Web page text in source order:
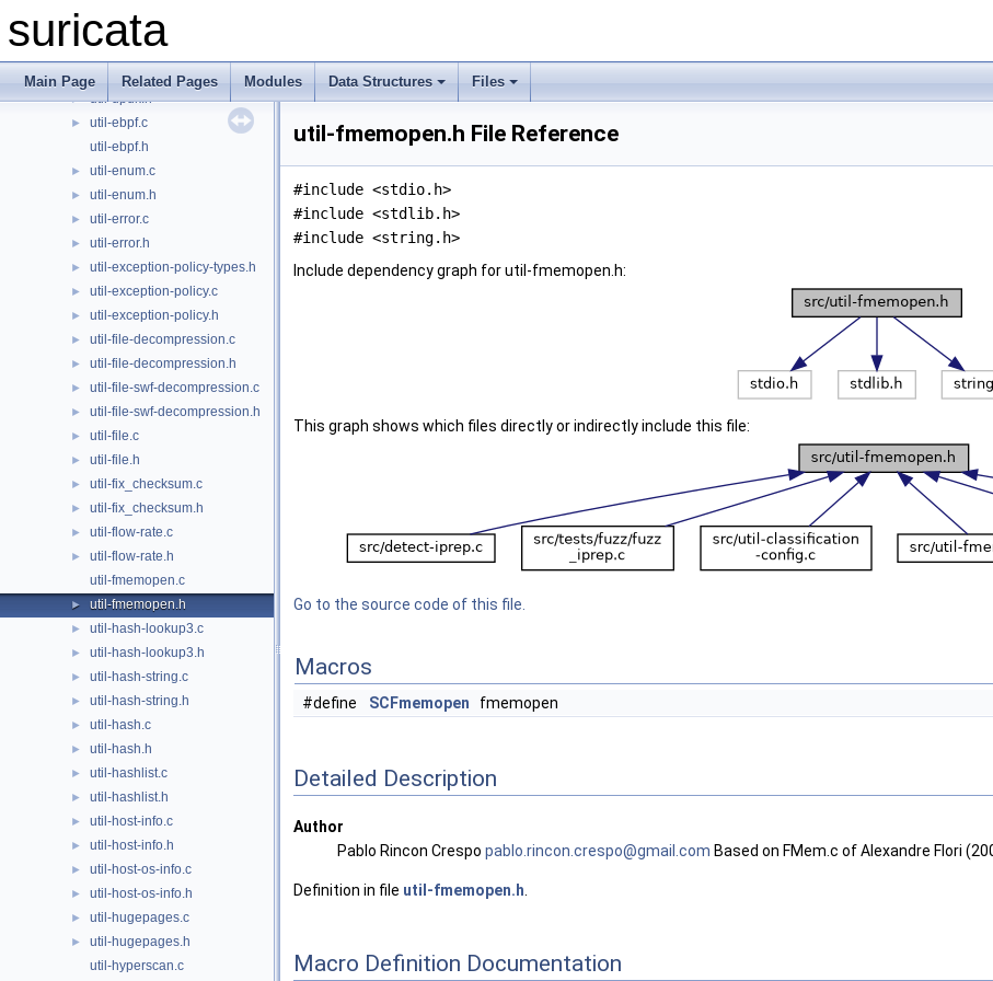
suricata
Main Page Related Pages Modules Data Structures Files
util-dpdk-rss.c
util-dpdk-rss.h
► util-dpdk.c
► util-dpdk.h
►
util-ebpf.c
util-ebpf.h
► util-enum.c
► util-enum.h
► util-error.c
► util-error.h
► util-exception-policy-types.h
► util-exception-policy.c
► util-exception-policy.h
► util-file-decompression.c
► util-file-decompression.h
► util-file-swf-decompression.c
► util-file-swf-decompression.h
► util-file.c
► util-file.h
► util-fix_checksum.c
► util-fix_checksum.h
► util-flow-rate.c
►
util-flow-rate.h
util-fmemopen.c
► util-fmemopen.h
► util-hash-lookup3.c
► util-hash-lookup3.h
► util-hash-string.c
► util-hash-string.h
► util-hash.c
► util-hash.h
► util-hashlist.c
► util-hashlist.h
► util-host-info.c
► util-host-info.h
► util-host-os-info.c
► util-host-os-info.h
► util-hugepages.c
►
util-hugepages.h
util-hyperscan.c
util-fmemopen.h File Reference
#include <stdio.h>
#include <stdlib.h>
#include <string.h>
Include dependency graph for util-fmemopen.h:
This graph shows which files directly or indirectly include this file:
Go to the source code of this file.
Macros
#define SCFmemopen fmemopen
Detailed Description
Author
Pablo Rincon Crespo pablo .rincon.crespo@gmail.com Based on FMem.c of Alexandre Flori
Definition in file util-fmemopen.h
Macro Definition Documentation